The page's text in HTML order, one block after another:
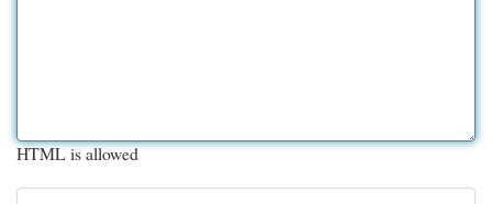
HTML is allowed